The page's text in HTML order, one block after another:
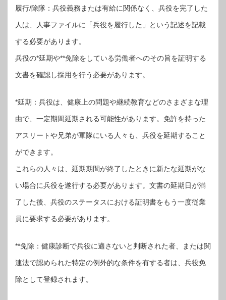
履行/除隊：兵役義務または有給に関係なく、兵役を完了した
人は、人事ファイルに「兵役を履行した」という記述を記載
する必要があります。
兵役の*延期や**免除をしている労働者へのその旨を証明する
文書を確認し採用を行う必要があります。
*延期：兵役は、健康上の問題や継続教育などのさまざまな理
由で、一定期間延期される可能性があります。免許を持った
アスリートや兄弟が軍隊にいる人々も、兵役を延期すること
ができます。
これらの人々は、延期期間が終了したときに新たな延期がな
い場合に兵役を遂行する必要があります。文書の延期日が満
了した後、兵役のステータスにおける証明書をもう一度従業
員に要求する必要があります。
**免除：健康診断で兵役に適さないと判断された者、または関
連法で認められた特定の例外的な条件を有する者は、兵役免
除として登録されます。